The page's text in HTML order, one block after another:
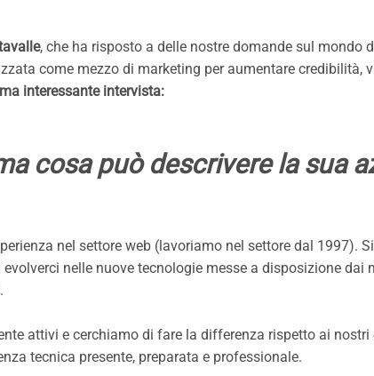
, che ha risposto a delle nostre domande sul mondo
come mezzo di marketing per aumentare credibilità,
interessante intervista:
cosa può descrivere la sua
nel settore web (lavoriamo nel settore dal 1997).
nelle nuove tecnologie messe a disposizione dai
attivi e cerchiamo di fare la differenza rispetto ai nostri
tecnica presente, preparata e professionale.